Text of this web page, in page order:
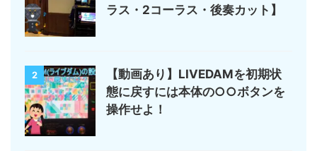
ラス・2コーラス・後奏カット】
2
【動画あり】LIVEDAMを初期状
態に戻すには本体の○○ボタンを
操作せよ！